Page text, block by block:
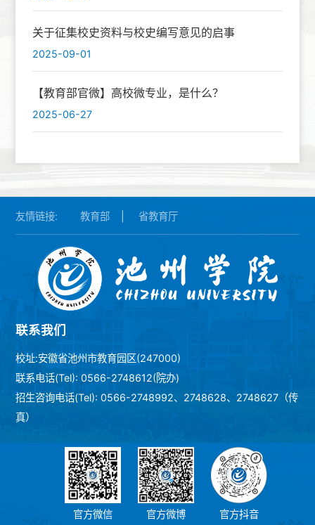
关于征集校史资料与校史编写意见的启事
2025-09-01
【教育部官微】高校微专业，是什么？
2025-06-27
友情链接: 教育部 省教育厅
联系我们
校址:安徽省池州市教育园区(247000)
联系电话(Tel): 0566-2748612(院办)
招生咨询电话(Tel): 0566-2748992、2748628、2748627（传
真）
官方微信 官方微博 官方抖音